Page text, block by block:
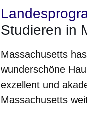
Studieren in
Massachusetts
wunderschöne
exzellent und
Massachusetts